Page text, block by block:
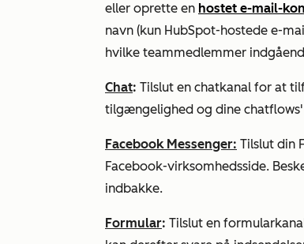
eller oprette en hostet e-mail-
navn (kun HubSpot-hostede e-
hvilke teammedlemmer
Chat: Tilslut en chatkanal for at
tilgængelighed og dine
Facebook Messenger: Tilslut din
Facebook-virksomhedsside.
indbakke.
Formular: Tilslut en